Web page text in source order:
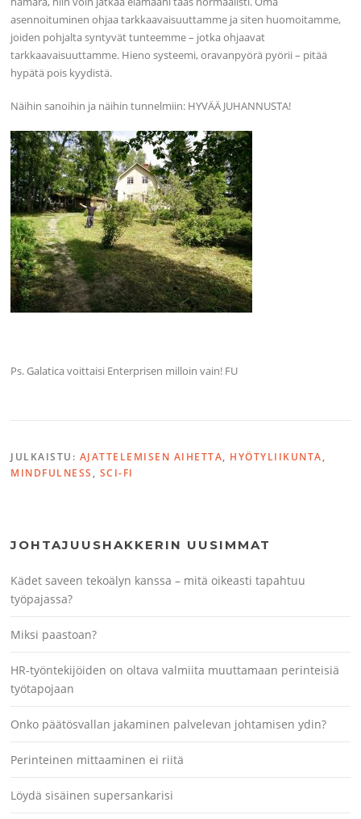
asennoituminen ohjaa tarkkaavaisuuttamme ja siten huomoitamme,
joiden pohjalta syntyvät tunteemme – jotka ohjaavat
tarkkaavaisuuttamme. Hieno systeemi, oravanpyörä pyörii – pitää
hypätä pois kyydistä.
Näihin sanoihin ja näihin tunnelmiin: HYVÄÄ JUHANNUSTA!
Ps. Galatica voittaisi Enterprisen milloin vain! FU
JULKAISTU: AJATTELEMISEN AIHETTA, HYÖTYLIIKUNTA,
MINDFULNESS , SCI-FI
JOHTAJUUSHAKKERIN UUSIMMAT
Kädet saveen tekoälyn kanssa – mitä oikeasti tapahtuu
työpajassa?
Miksi paastoan?
HR-työntekijöiden on oltava valmiita muuttamaan perinteisiä
työtapojaan
Onko päätösvallan jakaminen palvelevan johtamisen ydin?
Perinteinen mittaaminen ei riitä
Löydä sisäinen supersankarisi